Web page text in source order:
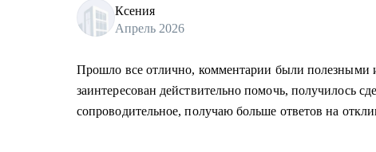
Ксения
Апрель 2026
Прошло все отлично, комментарии были полезными
заинтересован действительно помочь, получилось
сопроводительное, получаю больше ответов на